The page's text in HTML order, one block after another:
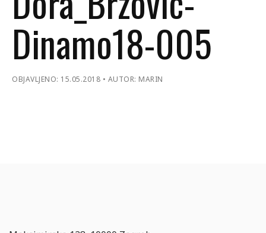
Dinamo18-005
OBJAVLJENO: 15.05.2018 AUTOR: MARIN